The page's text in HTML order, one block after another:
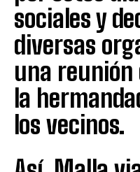
sociales y
diversas
una reunión
la
los vecinos.